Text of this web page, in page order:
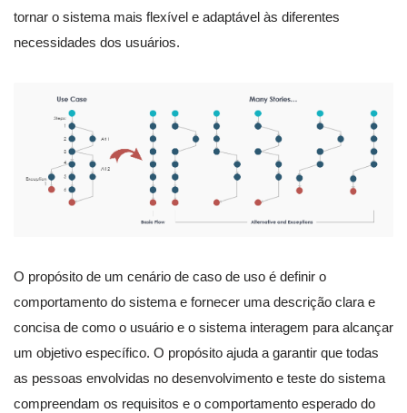
tornar o sistema mais flexível e adaptável às diferentes
necessidades dos usuários.
O propósito de um cenário de caso de uso é definir o
comportamento do sistema e fornecer uma descrição clara e
concisa de como o usuário e o sistema interagem para alcançar
um objetivo específico. O propósito ajuda a garantir que todas
as pessoas envolvidas no desenvolvimento e teste do sistema
compreendam os requisitos e o comportamento esperado do